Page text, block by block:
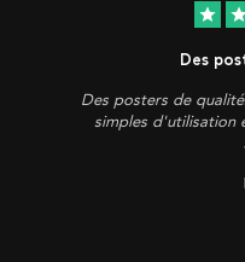
star
Des
Des posters de
simples d'utilisation